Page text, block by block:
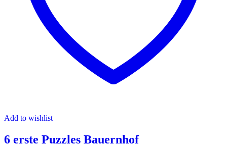
Add to wishlist
6 erste Puzzles Bauernhof